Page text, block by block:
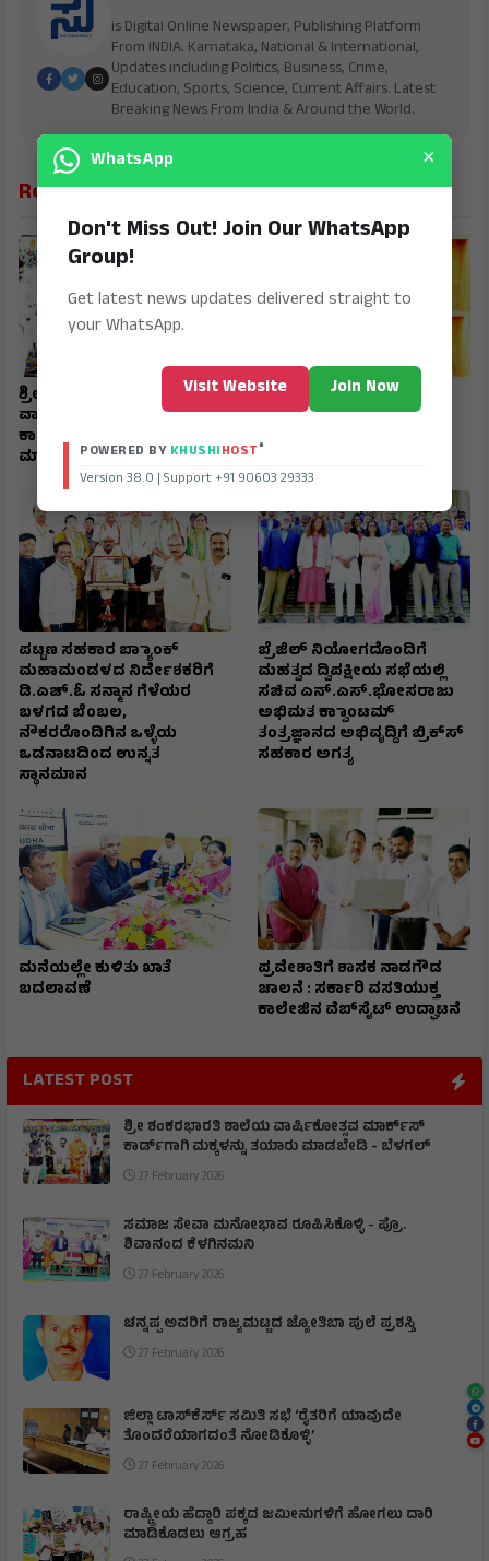
is Digital Online Newspaper, Publishing Platform
From INDIA. Karnataka, National & International,
Updates including Politics, Business, Crime,
Education, Sports, Science, Current Affairs. Latest
Breaking News From India & Around the World.
Related News
ಶ್ರೀ ಶಂಕರಭಾರತಿ ಶಾಲೆಯ
ವಾರ್ಷಿಕೋತ್ಸವ ಮಾರ್ಕ್‌ಸ್‌
ಕಾರ್ಡ್‌ಗಾಗಿ ಮಕ್ಕಳನ್ನು ತಯಾರು
ಮಾಡಬೇಡಿ - ಬೆಳಗಲ್
ಹುಲಿಕೇರಿ ಒತ್ತುವರಿಯಾಗಿದ್ದರೆ
ಕ್ರಮ ಕೈಗೊಳ್ಳಲಿ - ಹಿಟ್ನಾಳ
ಪಟ್ಟಣ ಸಹಕಾರ ಬ್ಯಾಾಂಕ್
ಮಹಾಮಂಡಳದ ನಿರ್ದೇಶಕರಿಗೆ
ಡಿ.ಎಚ್.ಓ ಸನ್ಮಾನ ಗೆಳೆಯರ
ಬಳಗದ ಬೆಂಬಲ,
ನೌಕರರೊಂದಿಗಿನ ಒಳ್ಳೆಯ
ಒಡನಾಟದಿಂದ ಉನ್ನತ
ಸ್ಥಾನಮಾನ
ಬ್ರೆಜಿಲ್ ನಿಯೋಗದೊಂದಿಗೆ
ಮಹತ್ವದ ದ್ವಿಪಕ್ಷೀಯ ಸಭೆಯಲ್ಲಿ
ಸಚಿವ ಎನ್.ಎಸ್.ಭೋಸರಾಜು
ಅಭಿಮತ ಕ್ವಾಾಂಟಮ್
ತಂತ್ರಜ್ಞಾನದ ಅಭಿವೃದ್ದಿಗೆ ಬ್ರಿಕ್‌ಸ್‌
ಸಹಕಾರ ಅಗತ್ಯ
ಮನೆಯಲ್ಲೇ ಕುಳಿತು ಖಾತೆ
ಬದಲಾವಣೆ
ಪ್ರವೇಶಾತಿಗೆ ಶಾಸಕ ನಾಡಗೌಡ
ಚಾಲನೆ : ಸರ್ಕಾರಿ ವಸತಿಯುಕ್ತ
ಕಾಲೇಜಿನ ವೆಬ್‌ಸೈಟ್ ಉದ್ಘಾಟನೆ
LATEST POST
ಶ್ರೀ ಶಂಕರಭಾರತಿ ಶಾಲೆಯ ವಾರ್ಷಿಕೋತ್ಸವ ಮಾರ್ಕ್‌ಸ್‌
ಕಾರ್ಡ್‌ಗಾಗಿ ಮಕ್ಕಳನ್ನು ತಯಾರು ಮಾಡಬೇಡಿ - ಬೆಳಗಲ್
27 February 2026
ಸಮಾಜ ಸೇವಾ ಮನೋಭಾವ ರೂಪಿಸಿಕೊಳ್ಳಿ - ಪ್ರೊ.
ಶಿವಾನಂದ ಕೆಳಗಿನಮನಿ
27 February 2026
ಚನ್ನಪ್ಪ ಅವರಿಗೆ ರಾಜ್ಯಮಟ್ಟದ ಜ್ಯೋತಿಬಾ ಪುಲೆ ಪ್ರಶಸ್ತಿ
27 February 2026
ಜಿಲ್ಲಾ ಟಾಸ್‌‌ಕೆರ್ಸ್ ಸಮಿತಿ ಸಭೆ ‘ರೈತರಿಗೆ ಯಾವುದೇ
ತೊಂದರೆಯಾಗದಂತೆ ನೋಡಿಕೊಳ್ಳಿ’
27 February 2026
ರಾಷ್ಟ್ರೀಯ ಹೆದ್ದಾರಿ ಪಕ್ಕದ ಜಮೀನುಗಳಿಗೆ ಹೋಗಲು ದಾರಿ
ಮಾಡಿಕೊಡಲು ಆಗ್ರಹ
WhatsApp ×
Don't Miss Out! Join Our WhatsApp
Group!
Get latest news updates delivered straight to
your WhatsApp.
Visit Website Join Now
POWERED BY KHUSHIHOST®
Version 38.0 | Support +91 90603 29333